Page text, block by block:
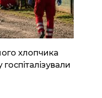
хлопчика